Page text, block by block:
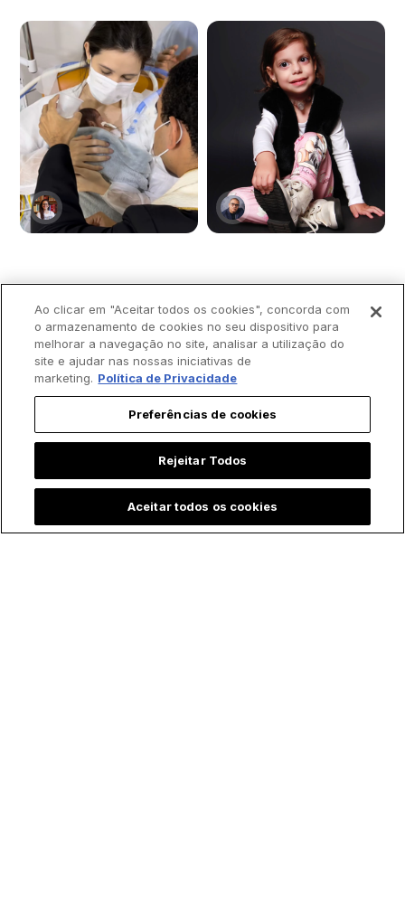
Padre batiza bebê
prematura às
pressas e vídeo
comove a internet
Menina emociona ao
contar que "Maria,
mãe de Jesus" a
visitou durante
internação na UTI:
"Ela foi correndo me
salvar"
Ao clicar em "Aceitar todos os cookies", concorda com
o armazenamento de cookies no seu dispositivo para
melhorar a navegação no site, analisar a utilização do
site e ajudar nas nossas iniciativas de
marketing. Política de Privacidade
Preferências de cookies
Rejeitar Todos
Aceitar todos os cookies